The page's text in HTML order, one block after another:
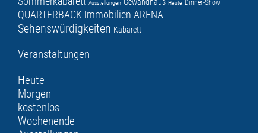
Ausstellungen Gewandhaus Heute Dinner-Show
QUARTERBACK Immobilien ARENA
Sehenswürdigkeiten Kabarett
Veranstaltungen
Heute
Morgen
kostenlos
Wochenende